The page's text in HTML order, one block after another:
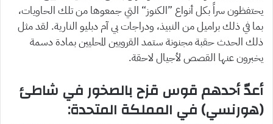
يحتفظون سراً بكل أنواع ”الكنوز“ التي جمعوها من تلك الحاويات،
بما في ذلك براميل من النبيذ، ودراجات بي آم دبليو النارية. لقد مثل
ذلك الحدث حقبة مجنونة ستمد القرويين المحليين بمادة دسمة
يخبرون عنها القصص لأجيال لاحقة.
أعدّ أحدهم قوس قزح بالصخور في شاطئ
(هورنسي) في المملكة المتحدة: